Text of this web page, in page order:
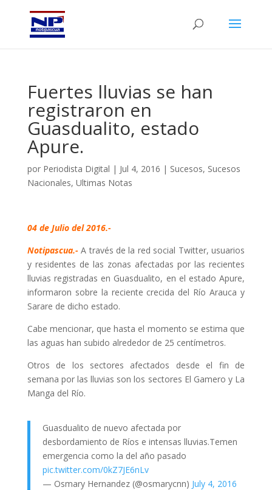
Fuertes lluvias se han
registraron en
Guasdualito, estado
Apure.
por Periodista Digital | Jul 4, 2016 | Sucesos, Sucesos
Nacionales, Ultimas Notas
04 de Julio del 2016.-
Notipascua.-A través de la red social Twitter, usuarios
y residentes de las zonas afectadas por las recientes
lluvias registradas en Guasdualito, en el estado Apure,
informaron sobre la reciente crecida del Río Arauca y
Sarare de dicho estado.
Cabe mencionar, que hasta el momento se estima que
las aguas han subido alrededor de 25 centímetros.
Otros de los sectores afectados desde el fin de
semana por las lluvias son los sectores El Gamero y La
Manga del Río.
Guasdualito de nuevo afectada por
desbordamiento de Ríos e intensas lluvias.Temen
emergencia como la del año pasado
pic.twitter.com/0kZ7JE6nLv
— Osmary Hernandez (@osmarycnn) July 4, 2016